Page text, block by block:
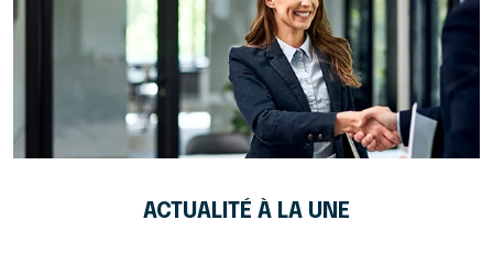
ACTUALITÉ À LA UNE